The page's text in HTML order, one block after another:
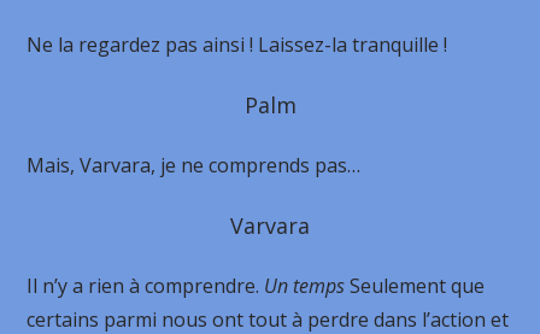
Ne la regardez pas ainsi ! Laissez-la tranquille !
Palm
Mais, Varvara, je ne comprends pas…
Varvara
Il n’y a rien à comprendre. Un tempsSeulement que
certains parmi nous ont tout à perdre dans l’action et